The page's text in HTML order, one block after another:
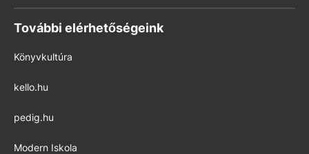
További elérhetőségeink
Könyvkultúra
kello.hu
pedig.hu
Modern Iskola